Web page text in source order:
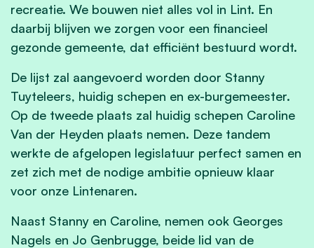
recreatie. We bouwen niet alles vol in Lint. En
daarbij blijven we zorgen voor een financieel
gezonde gemeente, dat efficiënt bestuurd wordt.
De lijst zal aangevoerd worden door Stanny
Tuyteleers, huidig schepen en ex-burgemeester.
Op de tweede plaats zal huidig schepen Caroline
Van der Heyden plaats nemen. Deze tandem
werkte de afgelopen legislatuur perfect samen en
zet zich met de nodige ambitie opnieuw klaar
voor onze Lintenaren.
Naast Stanny en Caroline, nemen ook Georges
Nagels en Jo Genbrugge, beide lid van de